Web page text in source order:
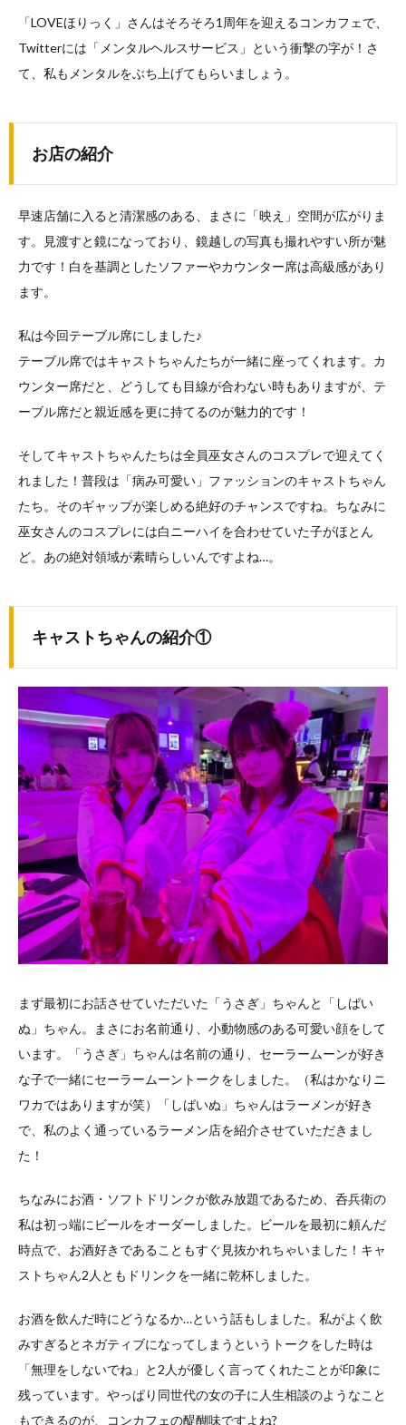
「LOVEほりっく」さんはそろそろ1周年を迎えるコンカフェで、
Twitterには「メンタルヘルスサービス」という衝撃の字が！さ
て、私もメンタルをぶち上げてもらいましょう。
お店の紹介
早速店舗に入ると清潔感のある、まさに「映え」空間が広がりま
す。見渡すと鏡になっており、鏡越しの写真も撮れやすい所が魅
力です！白を基調としたソファーやカウンター席は高級感があり
ます。
私は今回テーブル席にしました♪
テーブル席ではキャストちゃんたちが一緒に座ってくれます。カ
ウンター席だと、どうしても目線が合わない時もありますが、テ
ーブル席だと親近感を更に持てるのが魅力的です！
そしてキャストちゃんたちは全員巫女さんのコスプレで迎えてく
れました！普段は「病み可愛い」ファッションのキャストちゃん
たち。そのギャップが楽しめる絶好のチャンスですね。ちなみに
巫女さんのコスプレには白ニーハイを合わせていた子がほとん
ど。あの絶対領域が素晴らしいんですよね…。
キャストちゃんの紹介①
まず最初にお話させていただいた「うさぎ」ちゃんと「しばい
ぬ」ちゃん。まさにお名前通り、小動物感のある可愛い顔をして
います。「うさぎ」ちゃんは名前の通り、セーラームーンが好き
な子で一緒にセーラームーントークをしました。（私はかなりニ
ワカではありますが笑）「しばいぬ」ちゃんはラーメンが好き
で、私のよく通っているラーメン店を紹介させていただきまし
た！
ちなみにお酒・ソフトドリンクが飲み放題であるため、呑兵衛の
私は初っ端にビールをオーダーしました。ビールを最初に頼んだ
時点で、お酒好きであることもすぐ見抜かれちゃいました！キャ
ストちゃん2人ともドリンクを一緒に乾杯しました。
お酒を飲んだ時にどうなるか…という話もしました。私がよく飲
みすぎるとネガティブになってしまうというトークをした時は
「無理をしないでね」と2人が優しく言ってくれたことが印象に
残っています。やっぱり同世代の女の子に人生相談のようなこと
もできるのが、コンカフェの醍醐味ですよね?